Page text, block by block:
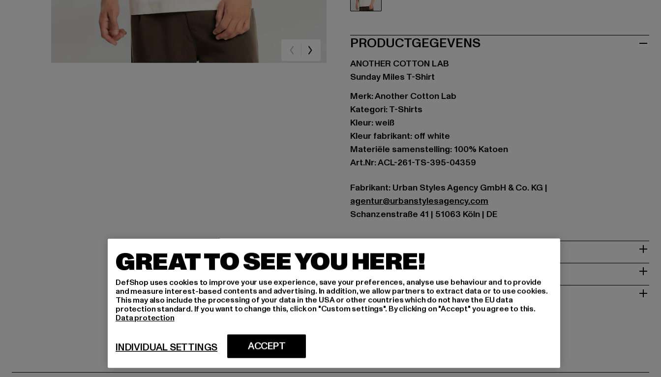
PRODUCTGEGEVENS
ANOTHER COTTON LAB
Sunday Miles T-Shirt
Merk: Another Cotton Lab
Kategori: T-Shirts
Kleur: weiß
Kleur fabrikant: off white
Materiële samenstelling: 100% Katoen
Art.Nr: ACL-261-TS-395-04359
Fabrikant: Urban Styles Agency GmbH & Co. KG |
agentur@urbanstylesagency.com
Schanzenstraße 41 | 51063 Köln | DE
MAAT
ONDERHOUDSINSTRUCTIES
LEVERING & RETOURNEREN
GREAT TO SEE YOU HERE!
DefShop uses cookies to improve your use experience, save your preferences, analyse use behaviour and to provide
and measure interest-based contents and advertising. In addition, we allow partners to extract data or to use cookies.
This may also include the processing of your data in the USA or other countries which do not have the EU data
protection standard. If you want to change this, click on "Custom settings". By clicking on "Accept" you agree to this.
Data protection
ACCEPT
INDIVIDUAL SETTINGS